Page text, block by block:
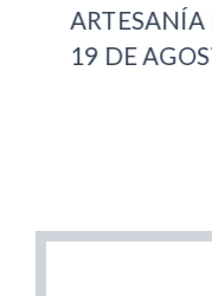
ARTESANÍA
19 DE AGOSTO